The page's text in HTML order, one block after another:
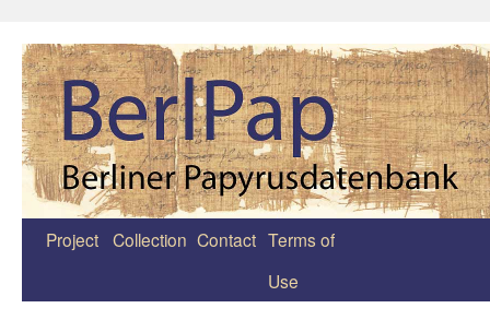
Zum
Project Collection Contact Terms of
Use